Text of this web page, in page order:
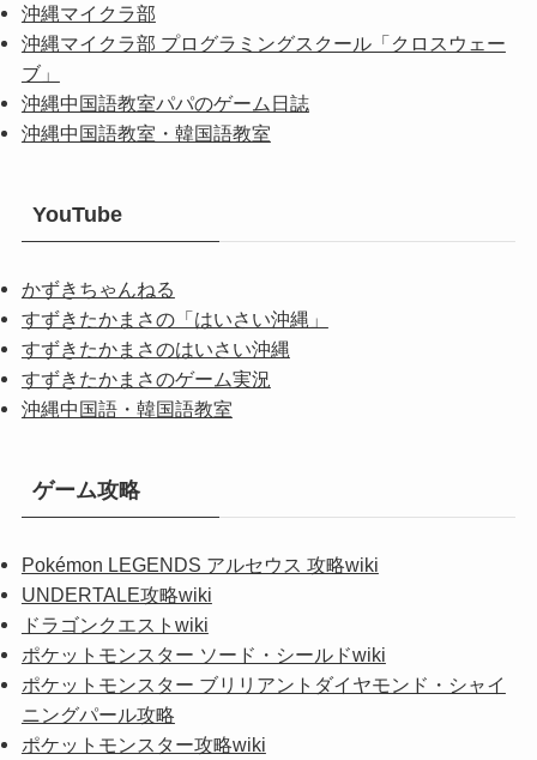
沖縄マイクラ部
沖縄マイクラ部 プログラミングスクール「クロスウェー
ブ」
沖縄中国語教室パパのゲーム日誌
沖縄中国語教室・韓国語教室
YouTube
かずきちゃんねる
すずきたかまさの「はいさい沖縄」
すずきたかまさのはいさい沖縄
すずきたかまさのゲーム実況
沖縄中国語・韓国語教室
ゲーム攻略
Pokémon LEGENDS アルセウス 攻略wiki
UNDERTALE攻略wiki
ドラゴンクエストwiki
ポケットモンスター ソード・シールドwiki
ポケットモンスター ブリリアントダイヤモンド・シャイ
ニングパール攻略
ポケットモンスター攻略wiki